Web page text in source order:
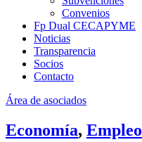
Convenios
Fp Dual CECAPYME
Noticias
Transparencia
Socios
Contacto
Área de asociados
Economía, Empleo